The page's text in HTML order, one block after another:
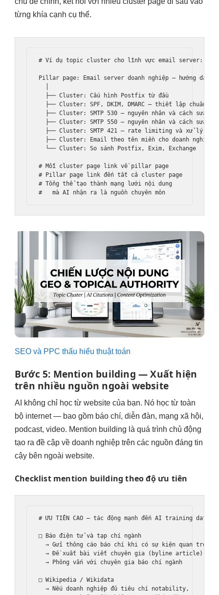
từng khía cạnh cụ thể.
# Ví dụ topic cluster cho lĩnh vực email server:
Pillar page: Email server doanh nghiệp — hướng dẫn
  ├── Cluster: Cấu hình Postfix từ đầu
  ├── Cluster: SPF, DKIM, DMARC — thiết lập chuẩn
  ├── Cluster: SMTP 530 — nguyên nhân và cách sửa
  ├── Cluster: SMTP 550 — nguyên nhân và cách sửa
  ├── Cluster: SMTP 421 — rate limiting và xử lý
  ├── Cluster: Email theo tên miền cho doanh nghiệp
  └── Cluster: So sánh Postfix, Exim, Exchange
# Mỗi cluster page link về pillar page
# Pillar page link đến tất cả cluster page
# Tổng thể tạo thành mạng lưới nội dung
SEO và PPC thấu hiểu thuật toán
Bước 5: Mention building — Xuất hiện
trên nhiều nguồn ngoài website
AI không chỉ học từ website của bạn. Nó học từ toàn
bộ internet — bao gồm báo chí, diễn đàn, mạng xã hội,
podcast, video. Mention building là quá trình chủ động
tạo ra đề cập về doanh nghiệp trên các nguồn đáng tin
cậy bên ngoài website.
Checklist mention building theo độ ưu tiên
# ƯU TIÊN CAO — tác động mạnh đến AI training data
□ Báo điện tử và tạp chí ngành
  → Gửi thông cáo báo chí khi có sự kiện quan trọng
  → Đề xuất bài viết chuyên gia (byline article)
  → Phỏng vấn với chuyên gia báo chí ngành
□ Wikipedia / Wikidata
  → Nếu doanh nghiệp đủ tiêu chí notability,